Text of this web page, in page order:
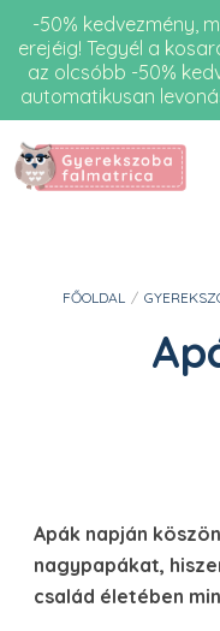
-50% kedvezmény,
erejéig! Tegyél a
az olcsóbb -50%
automatikusan
FŐOLDAL /
Apák napján
nagypapákat,
család életében